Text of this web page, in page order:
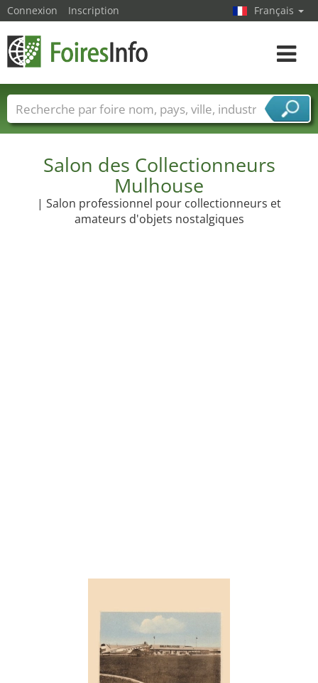
Salon des Collectionneurs
Mulhouse
| Salon professionnel pour collectionneurs et
amateurs d'objets nostalgiques
Connexion Inscription Français
Toggle
Foire noms Pays Villes
Secteurs de foire